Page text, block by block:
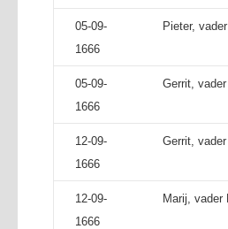
05-09-
1666
Pieter,
05-09-
1666
Gerrit,
12-09-
1666
Gerrit,
12-09-
1666
Marij, vader